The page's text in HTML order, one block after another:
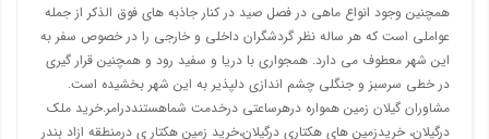
همچنین وجود انواع ماهی در فصل صید در کنار جاذبه های فوق الذکر از جمله
عواملی است که هر ساله نظر گردشگران داخلی و خارجی را در خصوص سفر به
این شهر معطوف می دارد. همجواری با دریا و سفید رود و همچنین قرار گیری
در خطی سرسبز و جنگلی چشم اندازی دلپذیر به این شهر بخشیده است.
مشاوران گیلان زمین همواره درهرساعتی درخدمت شماهستنددرامر.خرید ملک
درگیلان، خریدزمین های هکتاری درگیلان،خرید زمین هکتار ی درمنطقه ازاد بندر